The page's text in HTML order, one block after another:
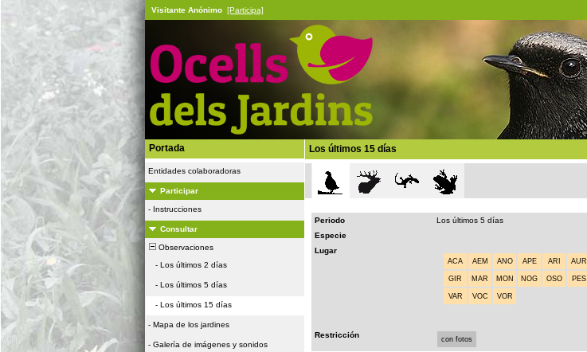
Visitante Anónimo [Participa]
Portada
Entidades colaboradoras
Participar
- Instrucciones
Consultar
Observaciones
- Los últimos 2 días
- Los últimos 5 días
- Los últimos 15 días
- Mapa de los jardines
- Galería de imágenes y sonidos
Los últimos 15 días
Periodo
Los últimos 5 días
Especie
Lugar
ACA AEM ANO APE ARI AUR
GIR MAR MON NOG OSO PES
VAR VOC VOR
Restricción con fotos